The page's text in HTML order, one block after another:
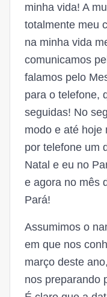
minha vida! A
totalmente meu
na minha vida
comunicamos
falamos pelo
para o telefone,
seguidas! No
modo e até hoje
por telefone um
Natal e eu no
e agora no mês
Pará!
Assumimos o
em que nos
março deste
nos preparando